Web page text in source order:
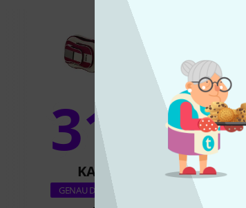
31%
KAUFTEN
GENAU DIESES PRODUKT